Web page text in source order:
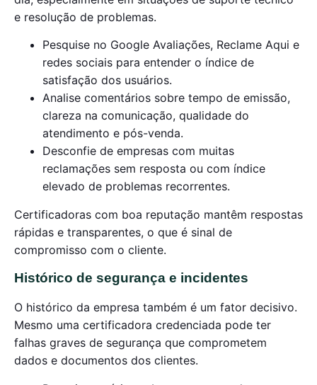
e resolução de problemas.
Pesquise no Google Avaliações, Reclame Aqui e
redes sociais para entender o índice de
satisfação dos usuários.
Analise comentários sobre tempo de emissão,
clareza na comunicação, qualidade do
atendimento e pós-venda.
Desconfie de empresas com muitas
reclamações sem resposta ou com índice
elevado de problemas recorrentes.
Certificadoras com boa reputação mantêm respostas
rápidas e transparentes, o que é sinal de
compromisso com o cliente.
Histórico de segurança e incidentes
O histórico da empresa também é um fator decisivo.
Mesmo uma certificadora credenciada pode ter
falhas graves de segurança que comprometem
dados e documentos dos clientes.